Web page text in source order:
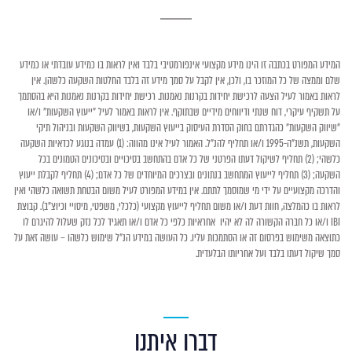
המידע המפורט בכתבה זו הינו מידע מקצועי אינפורמטיבי בלבד ואין לראות בו כמידע עובדתי או כמידע
שלם וממצה של כל המוזכר בו, ולכן, אין לקבל על סמך מידע זה בלבד החלטות השקעה כלשהן. אין
לראות באמור לעיל הצעה לרכישת יחידות בקרנות נאמנות. רכישת יחידות בקרנות נאמנות היא בהסתמך
על תשקיף עיקרי, דוח שנתי ודיווחים מידיים שבתוקף. אין לראות באמור לעיל "ייעוץ השקעות" ו/או
"שיווק השקעות" כהגדרתם בחוק הסדרת העיסוק בייעוץ השקעות, בשיווק השקעות ובניהול תיקי
השקעות, תשנ"ה-1995 ו/או תחליף להנ"ל. האמור לעיל אינו מהווה: (1) עמדה בנוגע לכדאיות השקעה
כלשהי; (2) תחליף לשיקול דעתו הפרטני של כל אדם בהתחשב בסיכויים ובסיכונים הטמונים בכל
השקעה; (3) תחליף לייעוץ המתחשב בנתונים ובצרכים המיוחדים של כל אדם; (4) תחליף לקבלת ייעוץ
והדרכה מקצועיים על ידי מי שמוסמך לתתם. אין במידע המפורט לעיל משום הבטחת תשואה כלשהי ואין
לראות בו כהמלצה, חוות דעת ו/או משום תחליף לייעוץ מקצועי (כלכלי, משפטי, מיסויי וכיוצ"ב). קבוצת
IBI ו/או כל חברה הקשורה לה לא יהיו אחראיות כלפי כל אדם ו/או תאגיד לכל נזק שעלול להיגרם לו
כתוצאה משימוש בפרסום זה או הסתמכות עליו. כל העושה במידע הנ"ל שימוש כלשהו – עושה זאת על
סמך שיקול דעתו בלבד ועל אחריותו הבלעדית.
דברו איתנו